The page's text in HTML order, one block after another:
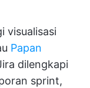
visualisasi
Papan
dilengkapi
sprint,